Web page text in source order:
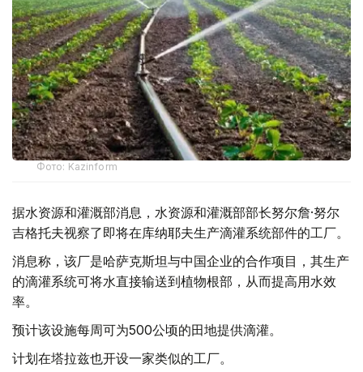
Фото: Kazinform
据水资源和灌溉部消息，水资源和灌溉部部长努尔詹·努尔
吉格托夫视察了即将在库纳耶夫生产滴灌系统部件的工厂。
消息称，该厂是哈萨克斯坦与中国企业的合作项目，其生产
的滴灌系统可将水直接输送到植物根部，从而提高用水效
率。
预计该设施每周可为500公顷的田地提供滴灌。
计划在塔拉兹也开设一家类似的工厂。